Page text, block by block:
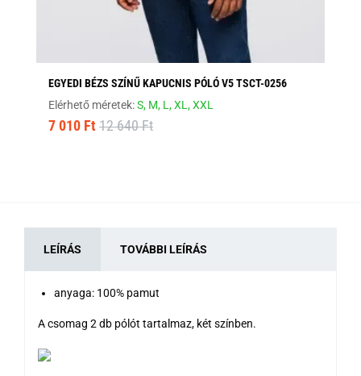
EGYEDI BÉZS SZÍNŰ KAPUCNIS PÓLÓ V5 TSCT-0256
Elérhető méretek:S, M, L,XL,XXL
7 010 Ft 12 640 Ft
LEÍRÁS TOVÁBBI LEÍRÁS
anyaga: 100% pamut
A csomag 2 db pólót tartalmaz, két színben.